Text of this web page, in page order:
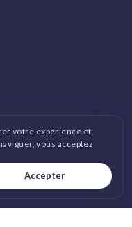
votre expérience et
vous acceptez
Accepter